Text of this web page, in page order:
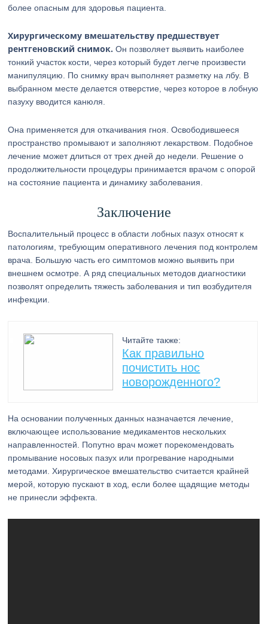
более опасным для здоровья пациента.
Хирургическому вмешательству предшествует
рентгеновский снимок. Он позволяет выявить наиболее
тонкий участок кости, через который будет легче произвести
манипуляцию. По снимку врач выполняет разметку на лбу. В
выбранном месте делается отверстие, через которое в лобную
пазуху вводится канюля.
Она применяется для откачивания гноя. Освободившееся
пространство промывают и заполняют лекарством. Подобное
лечение может длиться от трех дней до недели. Решение о
продолжительности процедуры принимается врачом с опорой
на состояние пациента и динамику заболевания.
Заключение
Воспалительный процесс в области лобных пазух относят к
патологиям, требующим оперативного лечения под контролем
врача. Большую часть его симптомов можно выявить при
внешнем осмотре. А ряд специальных методов диагностики
позволят определить тяжесть заболевания и тип возбудителя
инфекции.
Читайте также:
Как правильно
почистить нос
новорожденного?
На основании полученных данных назначается лечение,
включающее использование медикаментов нескольких
направленностей. Попутно врач может порекомендовать
промывание носовых пазух или прогревание народными
методами. Хирургическое вмешательство считается крайней
мерой, которую пускают в ход, если более щадящие методы
не принесли эффекта.